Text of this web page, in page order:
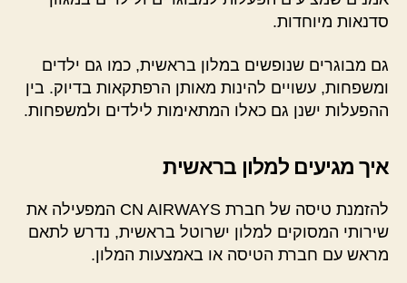
סדנאות מיוחדות.
גם מבוגרים שנופשים במלון בראשית, כמו גם ילדים
ומשפחות, עשויים להינות מאותן הרפתקאות בדיוק. בין
ההפעלות ישנן גם כאלו המתאימות לילדים ולמשפחות.
איך מגיעים למלון בראשית
להזמנת טיסה של חברת CN AIRWAYS המפעילה את
שירותי המסוקים למלון ישרוטל בראשית, נדרש לתאם
מראש עם חברת הטיסה או באמצעות המלון.